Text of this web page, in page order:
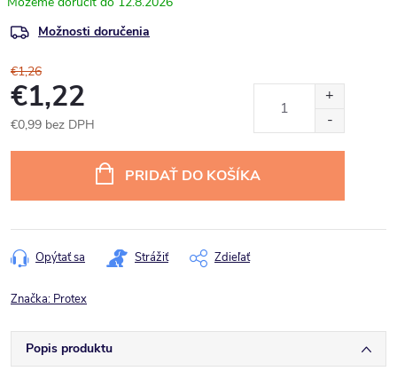
Možnosti doručenia
€1,26
€1,22
€0,99 bez DPH
PRIDAŤ DO KOŠÍKA
Opýtať sa Strážiť Zdieľať
Značka: Protex
Popis produktu